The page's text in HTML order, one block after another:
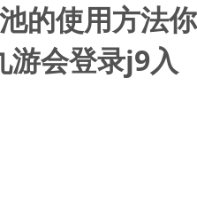
的使用方法你
游会登录j9入